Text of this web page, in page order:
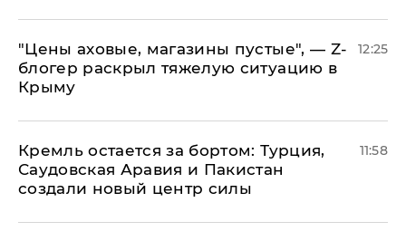
​"Цены аховые, магазины пустые", — Z-
блогер раскрыл тяжелую ситуацию в
Крыму
12:25
​Кремль остается за бортом: Турция,
Саудовская Аравия и Пакистан
создали новый центр силы
11:58